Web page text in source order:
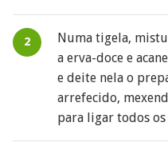
Numa tigela,
a erva-doce e
e deite nela o
arrefecido,
para ligar todos